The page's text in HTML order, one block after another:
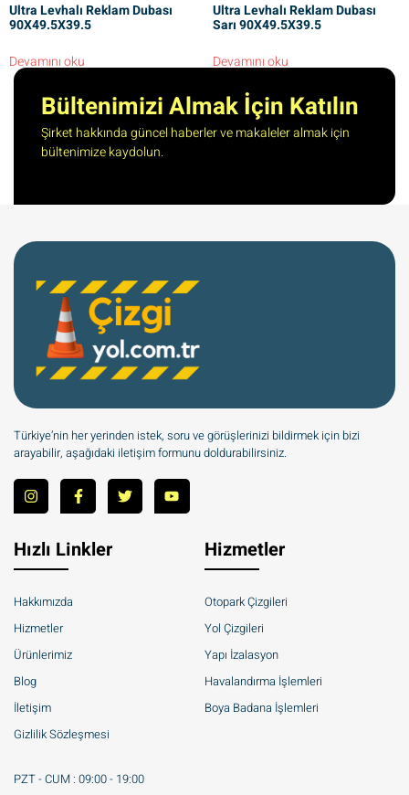
Ultra Levhalı Reklam Dubası
90X49.5X39.5
Devamını oku
Ultra Levhalı Reklam Dubası
Sarı 90X49.5X39.5
Devamını oku
Bültenimizi Almak İçin Katılın
Şirket hakkında güncel haberler ve makaleler almak için
bültenimize kaydolun.
Türkiye’nin her yerinden istek, soru ve görüşlerinizi bildirmek için bizi
arayabilir, aşağıdaki iletişim formunu doldurabilirsiniz.
Hızlı Linkler
Hakkımızda
Hizmetler
Ürünlerimiz
Blog
İletişim
Gizlilik Sözleşmesi
Hizmetler
Otopark Çizgileri
Yol Çizgileri
Yapı İzalasyon
Havalandırma İşlemleri
Boya Badana İşlemleri
PZT - CUM : 09:00 - 19:00